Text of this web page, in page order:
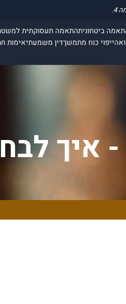
ביטחוניתהתאמה תעסוקתית
ייפוי כוח מתמשךדין משמעתיאימות
איך